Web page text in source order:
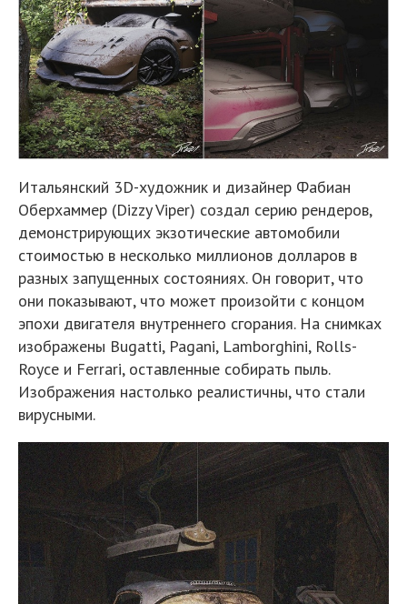
Итальянский 3D-художник и дизайнер Фабиан
Оберхаммер (Dizzy Viper) создал серию рендеров,
демонстрирующих экзотические автомобили
стоимостью в несколько миллионов долларов в
разных запущенных состояниях. Он говорит, что
они показывают, что может произойти с концом
эпохи двигателя внутреннего сгорания. На снимках
изображены Bugatti, Pagani, Lamborghini, Rolls-
Royce и Ferrari, оставленные собирать пыль.
Изображения настолько реалистичны, что стали
вирусными.